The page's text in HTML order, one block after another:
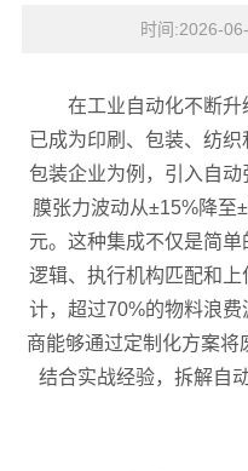
时间
在工业自动化不断
已成为印刷、包装、纺
包装企业为例，引入自
膜张力波动从±15%降至
元。这种集成不仅是简
逻辑、执行机构匹配和
计，超过70%的物料浪
商能够通过定制化方案
结合实战经验，拆解自